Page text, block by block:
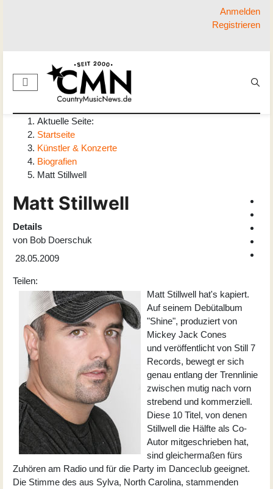
Anmelden
Registrieren
Aktuelle Seite:
Startseite
Künstler & Konzerte
Biografien
Matt Stillwell
Matt Stillwell
Details
von Bob Doerschuk
28.05.2009
Teilen:
Matt Stillwell hat's kapiert.
Auf seinem Debütalbum
"Shine", produziert von
Mickey Jack Cones
und veröffentlicht von Still 7
Records, bewegt er sich
genau entlang der Trennlinie
zwischen mutig nach vorn
strebend und kommerziell.
Diese 10 Titel, von denen
Stillwell die Hälfte als Co-
Autor mitgeschrieben hat,
sind gleichermaßen fürs
Zuhören am Radio und für die Party im Danceclub geeignet.
Die Stimme des aus Sylva, North Carolina, stammenden